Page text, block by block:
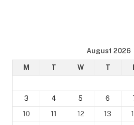
August 2026
M T W T
3
4 5 6
10
11 12 13